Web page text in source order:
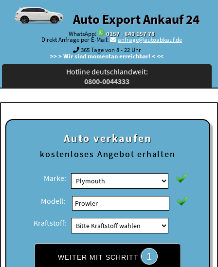
Auto Export Ankauf 24
WhatsApp:
0157 - 849 157 78
Direkt Anfrage per E-Mail:
anfrage@autoabkauf.de
365 Tage von 8 - 22 Uhr
>> > Wir sind momentan erreichbar! < <<
Hotline deutschlandweit:
0800-0044333
Auto verkaufen
kostenloses Angebot erhalten
Marke:
Modell:
Kraftstoff:
WEITER MIT SCHRITT 1